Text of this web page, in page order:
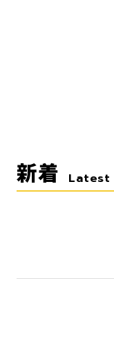
新着 Latest